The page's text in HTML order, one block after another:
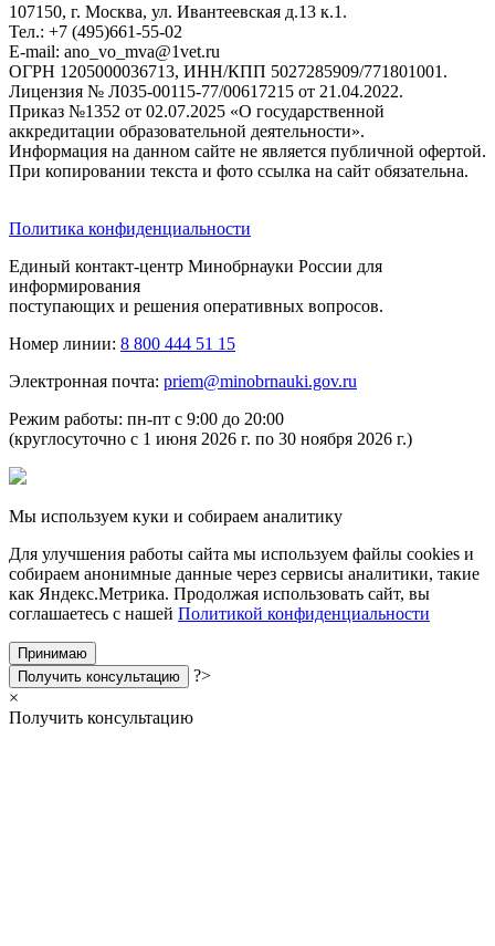
107150, г. Москва, ул. Ивантеевская д.13 к.1.
Тел.: +7 (495)661-55-02
E-mail: ano_vo_mva@1vet.ru
ОГРН 1205000036713, ИНН/КПП 5027285909/771801001.
Лицензия № Л035-00115-77/00617215 от 21.04.2022.
Приказ №1352 от 02.07.2025 «О государственной
аккредитации образовательной деятельности».
Информация на данном сайте не является публичной офертой.
При копировании текста и фото ссылка на сайт обязательна.
Политика конфиденциальности
Единый контакт-центр Минобрнауки России для
информирования
поступающих и решения оперативных вопросов.
Номер линии: 8 800 444 51 15
Электронная почта: priem@minobrnauki.gov.ru
Режим работы: пн-пт с 9:00 до 20:00
(круглосуточно с 1 июня 2026 г. по 30 ноября 2026 г.)
Мы используем куки и собираем аналитику
Для улучшения работы сайта мы используем файлы cookies и
собираем анонимные данные через сервисы аналитики, такие
как Яндекс.Метрика. Продолжая использовать сайт, вы
соглашаетесь с нашей Политикой конфиденциальности
Принимаю
Получить консультацию
?>
×
Получить консультацию